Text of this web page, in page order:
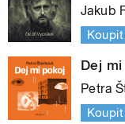
Jakub
Koupit
Dej
Petra
Koupit